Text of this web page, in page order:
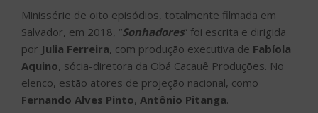
Minissérie de oito episódios, totalmente filmada em
Salvador, em 2018, “Sonhadores” foi escrita e dirigida
por Julia Ferreira, com produção executiva de Fabíola
Aquino, sócia-diretora da Obá Cacauê Produções. No
elenco, estão atores de projeção nacional, como
Fernando Alves Pinto, Antônio Pitanga.